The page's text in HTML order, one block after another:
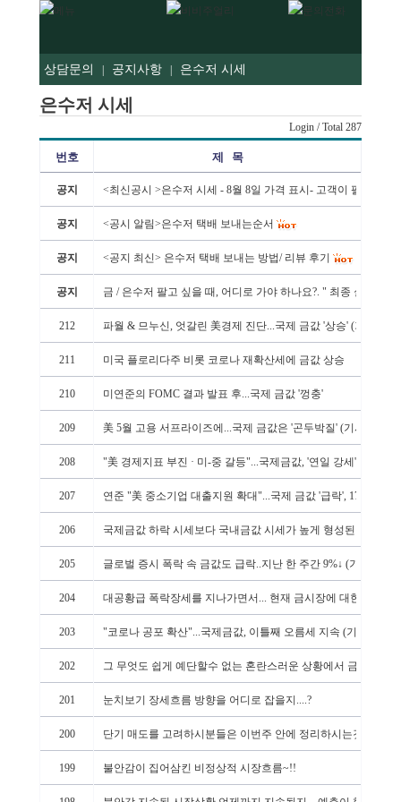
상담문의 공지사항 은수저 시세
은수저 시세
Login / Total 287
번호 제 목
공지 <최신공시 >은수저 시세 - 8월 8일 가격 표시- 고객이 팔 때 - 1
공지 <공시 알림>은수저 택배 보내는순서
공지 <공지 최신> 은수저 택배 보내는 방법/ 리뷰 후기
공지 금 / 은수저 팔고 싶을 때, 어디로 가야 하나요?. " 최종 실 수령
212 파월 & 므누신, 엇갈린 美경제 진단...국제 금값 '상승' (기사인용)
211 미국 플로리다주 비롯 코로나 재확산세에 금값 상승
210 미연준의 FOMC 결과 발표 후...국제 금값 '껑충'
209 美 5월 고용 서프라이즈에...국제 금값은 '곤두박질' (기사인용)
208 "美 경제지표 부진 · 미-중 갈등"...국제금값, '연일 강세' (기사인
207 연준 "美 중소기업 대출지원 확대"...국제 금값 '급락', 1700 달
206 국제금값 하락 시세보다 국내금값 시세가 높게 형성된것은....
205 글로벌 증시 폭락 속 금값도 급락..지난 한 주간 9%↓ (기사인용)
204 대공황급 폭락장세를 지나가면서... 현재 금시장에 대한 사견
203 "코로나 공포 확산"...국제금값, 이틀째 오름세 지속 (기사인용)
202 그 무엇도 쉽게 예단할수 없는 혼란스러운 상황에서 금시장의
201 눈치보기 장세흐름 방향을 어디로 잡을지....?
200 단기 매도를 고려하시분들은 이번주 안에 정리하시는것도 좋
199 불안감이 집어삼킨 비정상적 시장흐름~!!